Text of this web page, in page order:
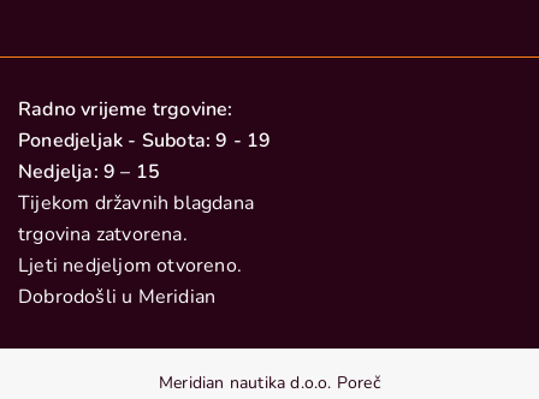
Radno vrijeme trgovine:
Ponedjeljak - Subota: 9 - 19
Nedjelja: 9 – 15
Tijekom državnih blagdana
trgovina zatvorena.
Ljeti nedjeljom otvoreno.
Dobrodošli u Meridian
Meridian nautika d.o.o. Poreč